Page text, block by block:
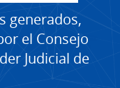
generados,
el Consejo
Judicial de